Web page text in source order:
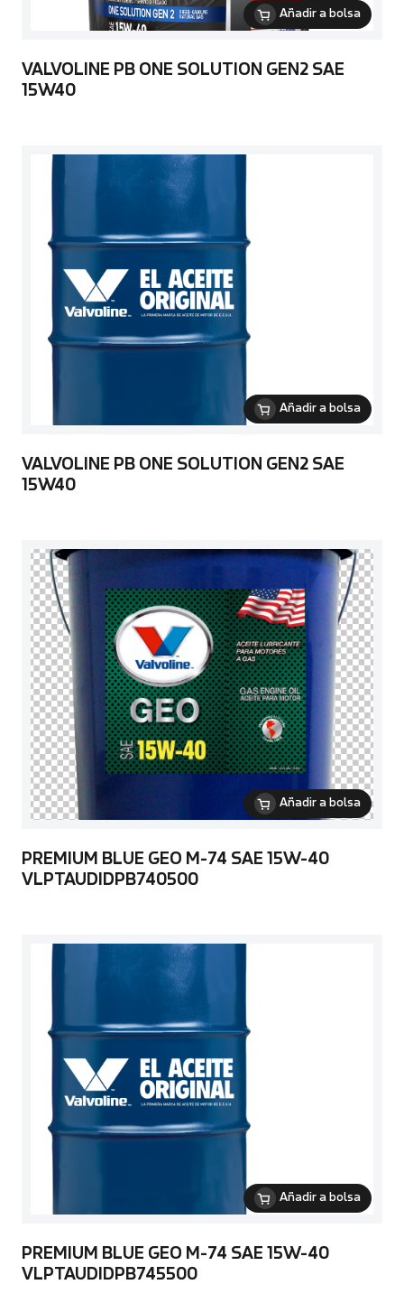
Añadir a bolsa
VALVOLINE PB ONE SOLUTION GEN2 SAE
15W40
Añadir a bolsa
VALVOLINE PB ONE SOLUTION GEN2 SAE
15W40
Añadir a bolsa
PREMIUM BLUE GEO M-74 SAE 15W-40
VLPTAUDIDPB740500
Añadir a bolsa
PREMIUM BLUE GEO M-74 SAE 15W-40
VLPTAUDIDPB745500